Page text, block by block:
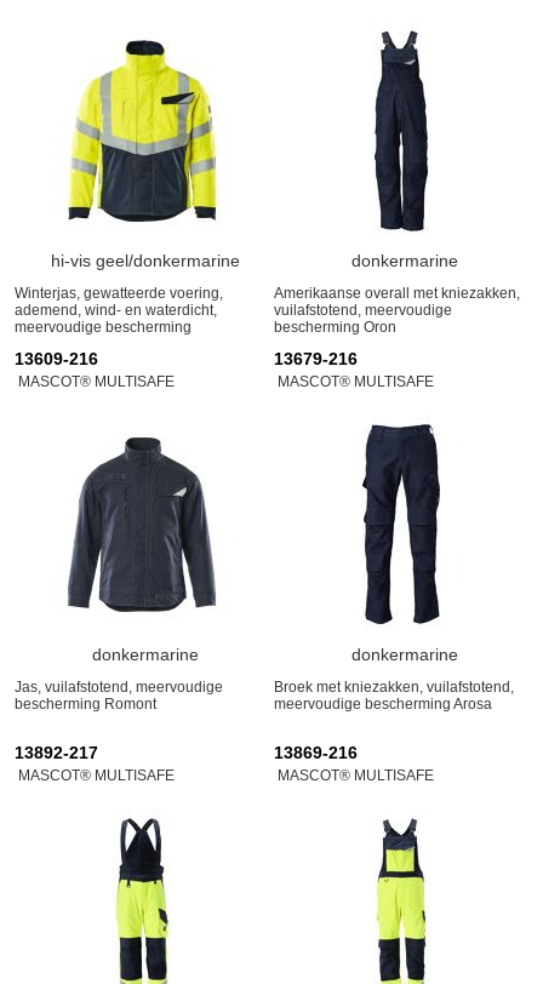
hi-vis geel/donkermarine
Winterjas, gewatteerde voering,
ademend, wind- en waterdicht,
meervoudige bescherming
donkermarine
Amerikaanse overall met kniezakken,
vuilafstotend, meervoudige
bescherming Oron
13609-216
MASCOT® MULTISAFE
donkermarine
Jas, vuilafstotend, meervoudige
bescherming Romont
13679-216
MASCOT® MULTISAFE
donkermarine
Broek met kniezakken, vuilafstotend,
meervoudige bescherming Arosa
13892-217
MASCOT® MULTISAFE
13869-216
MASCOT® MULTISAFE